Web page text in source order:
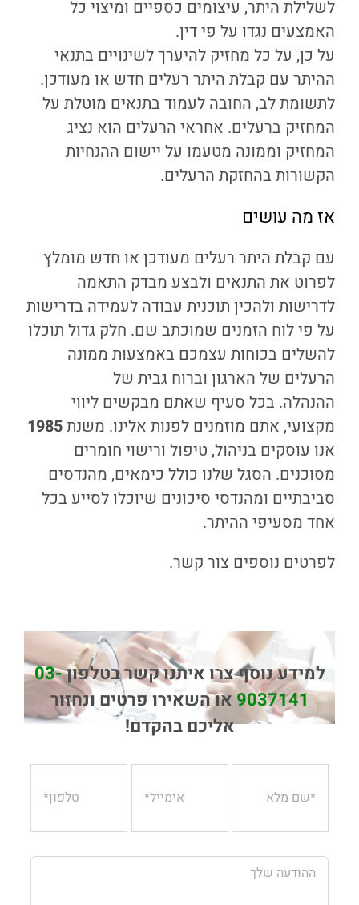
לשלילת היתר, עיצומים כספיים ומיצוי כל
האמצעים נגדו על פי דין.
על כן, על כל מחזיק להיערך לשינויים בתנאי
ההיתר עם קבלת היתר רעלים חדש או מעודכן.
לתשומת לב, החובה לעמוד בתנאים מוטלת על
המחזיק ברעלים. אחראי הרעלים הוא נציג
המחזיק וממונה מטעמו על יישום ההנחיות
הקשורות בהחזקת הרעלים.
אז מה עושים
עם קבלת היתר רעלים מעודכן או חדש מומלץ
לפרוט את התנאים ולבצע מבדק התאמה
לדרישות ולהכין תוכנית עבודה לעמידה בדרישות
על פי לוח הזמנים שמוכתב שם. חלק גדול תוכלו
להשלים בכוחות עצמכם באמצעות ממונה
הרעלים של הארגון וברוח גבית של
ההנהלה. בכל סעיף שאתם מבקשים ליווי
מקצועי, אתם מוזמנים לפנות אלינו. משנת1985
אנו עוסקים בניהול, טיפול ורישוי חומרים
מסוכנים. הסגל שלנו כולל כימאים, מהנדסים
סביבתיים ומהנדסי סיכונים שיוכלו לסייע בכל
אחד מסעיפי ההיתר.
לפרטים נוספים צור קשר.
למידע נוסף צרו איתנו קשר בטלפון03-
9037141או השאירו פרטים ונחזור
אליכם בהקדם!